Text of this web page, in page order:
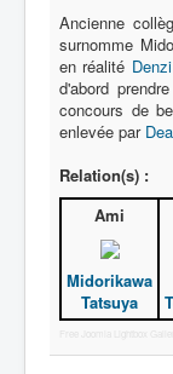
Ancienne
surnomme
en réalité
d'abord prendre
concours de
enlevée par
Relation(s) :
Ami
Midorikawa
Tatsuya